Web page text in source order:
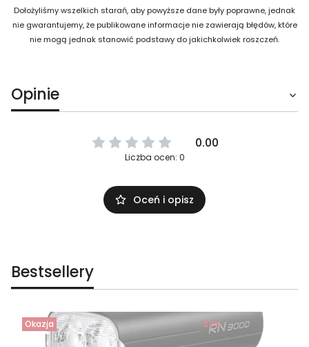
Dołożyliśmy wszelkich starań, aby powyższe dane były poprawne, jednak
nie gwarantujemy, że publikowane informacje nie zawierają błędów, które
nie mogą jednak stanowić podstawy do jakichkolwiek roszczeń.
Opinie
0.00
Liczba ocen: 0
Oceń i opisz
Bestsellery
Okazja -22%